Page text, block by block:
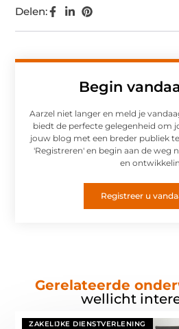
Begin
Aarzel niet langer en meld je
biedt de perfecte gelegenheid om
jouw blog met een breder publiek
'Registreren' en begin aan de weg
en
Registreer u
Delen:
Gerelateerde
wellicht
ZAKELIJKE DIENSTVERLENING